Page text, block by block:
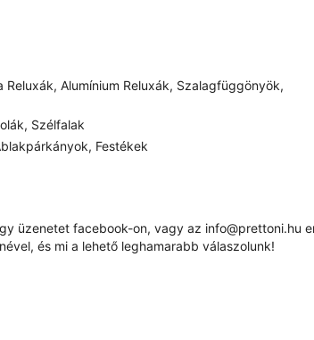
Reluxák, Alumínium Reluxák, Szalagfüggönyök,
Szélfalak
Festékek
üzenetet facebook-on, vagy az info@prettoni.hu
és mi a lehető leghamarabb válaszolunk!